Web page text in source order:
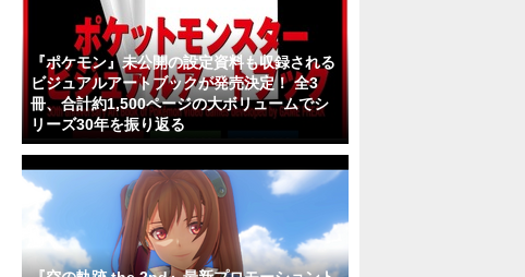
『ポケモン』未公開の設定資料も収録される
ビジュアルアートブックが発売決定！ 全3
冊、合計約1,500ページの大ボリュームでシ
リーズ30年を振り返る